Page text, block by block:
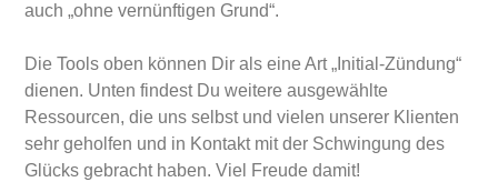
auch „ohne vernünftigen Grund“.
Die Tools oben können Dir als eine Art „Initial-Zündung“
dienen. Unten findest Du weitere ausgewählte
Ressourcen, die uns selbst und vielen unserer Klienten
sehr geholfen und in Kontakt mit der Schwingung des
Glücks gebracht haben. Viel Freude damit!